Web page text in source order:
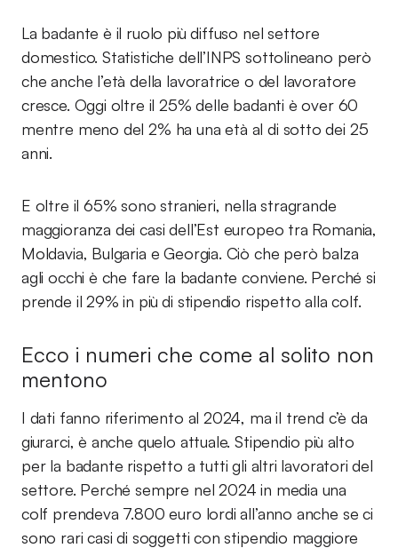
La badante è il ruolo più diffuso nel settore
domestico. Statistiche dell’INPS sottolineano però
che anche l’età della lavoratrice o del lavoratore
cresce. Oggi oltre il 25% delle badanti è over 60
mentre meno del 2% ha una età al di sotto dei 25
anni.
E oltre il 65% sono stranieri, nella stragrande
maggioranza dei casi dell’Est europeo tra Romania,
Moldavia, Bulgaria e Georgia. Ciò che però balza
agli occhi è che fare la badante conviene. Perché si
prende il 29% in più di stipendio rispetto alla colf.
Ecco i numeri che come al solito non
mentono
I dati fanno riferimento al 2024, ma il trend c’è da
giurarci, è anche quelo attuale. Stipendio più alto
per la badante rispetto a tutti gli altri lavoratori del
settore. Perché sempre nel 2024 in media una
colf prendeva 7.800 euro lordi all’anno anche se ci
sono rari casi di soggetti con stipendio maggiore